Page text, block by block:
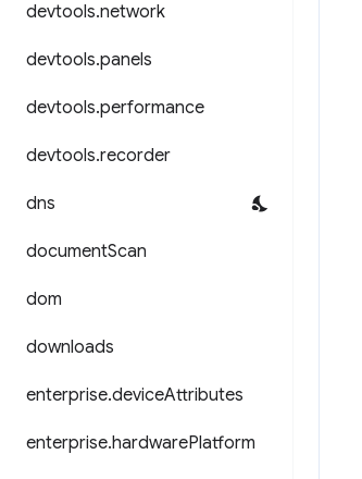
devtools.network
devtools.panels
devtools.performance
devtools.recorder
dns
documentScan
dom
downloads
enterprise.deviceAttributes
enterprise.hardwarePlatform